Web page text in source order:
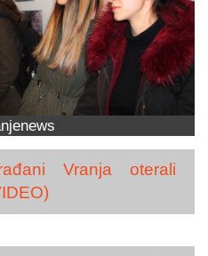
Vranja oterali